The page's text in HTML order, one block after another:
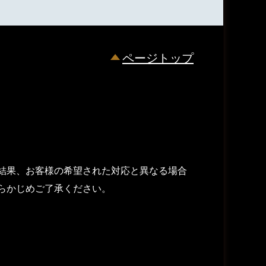
ページトップ
、お客様の希望された対応と異なる場合
じめご了承ください。